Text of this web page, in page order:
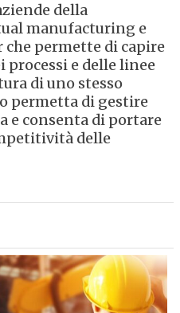
della
manufacturing e
che permette di capire
processi e delle linee
di uno stesso
permetta di gestire
e consenta di portare
delle